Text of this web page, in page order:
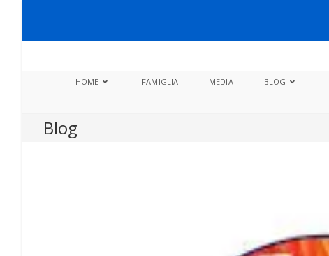
contenuto
HOME FAMIGLIA MEDIA BLOG
Blog